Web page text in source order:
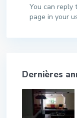
You can reply
page in your
Dernières